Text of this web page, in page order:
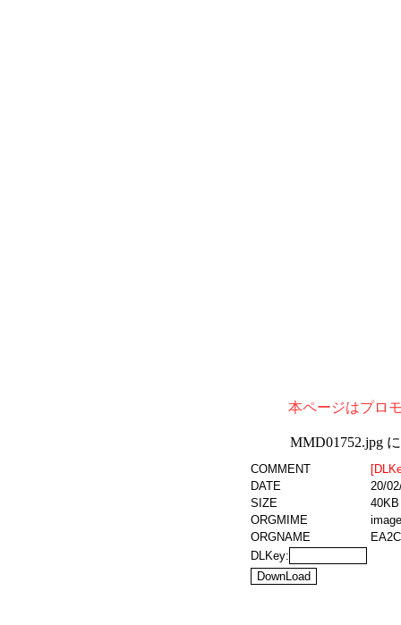
本ページはプロ
MMD01752.jpg
COMMENT
DATE
20/
SIZE
ORGMIME
ORGNAME
DLKey: